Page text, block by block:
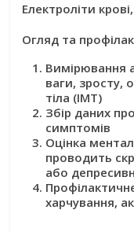
Електроліти
Огляд та
Вимірювання
ваги, зросту,
тіла (ІМТ)
Збір даних
симптомів
Оцінка
проводить
або
харчування,